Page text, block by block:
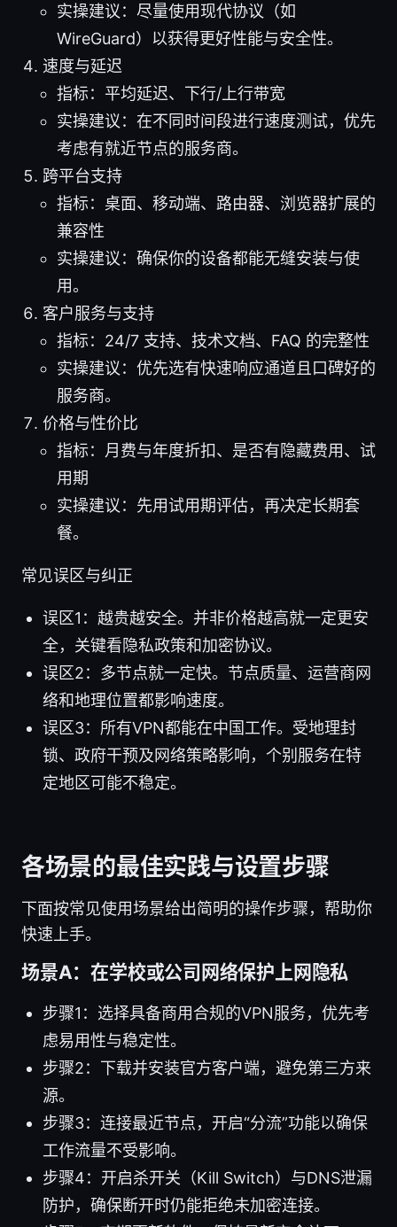
实操建议：尽量使用现代协议（如
WireGuard）以获得更好性能与安全性。
速度与延迟
指标：平均延迟、下行/上行带宽
实操建议：在不同时间段进行速度测试，优先
考虑有就近节点的服务商。
跨平台支持
指标：桌面、移动端、路由器、浏览器扩展的
兼容性
实操建议：确保你的设备都能无缝安装与使
用。
客户服务与支持
指标：24/7 支持、技术文档、FAQ 的完整性
实操建议：优先选有快速响应通道且口碑好的
服务商。
价格与性价比
指标：月费与年度折扣、是否有隐藏费用、试
用期
实操建议：先用试用期评估，再决定长期套
餐。
常见误区与纠正
误区1：越贵越安全。并非价格越高就一定更安
全，关键看隐私政策和加密协议。
误区2：多节点就一定快。节点质量、运营商网
络和地理位置都影响速度。
误区3：所有VPN都能在中国工作。受地理封
锁、政府干预及网络策略影响，个别服务在特
定地区可能不稳定。
各场景的最佳实践与设置步骤
下面按常见使用场景给出简明的操作步骤，帮助你
快速上手。
场景A：在学校或公司网络保护上网隐私
步骤1：选择具备商用合规的VPN服务，优先考
虑易用性与稳定性。
步骤2：下载并安装官方客户端，避免第三方来
源。
步骤3：连接最近节点，开启“分流”功能以确保
工作流量不受影响。
步骤4：开启杀开关（Kill Switch）与DNS泄漏
防护，确保断开时仍能拒绝未加密连接。